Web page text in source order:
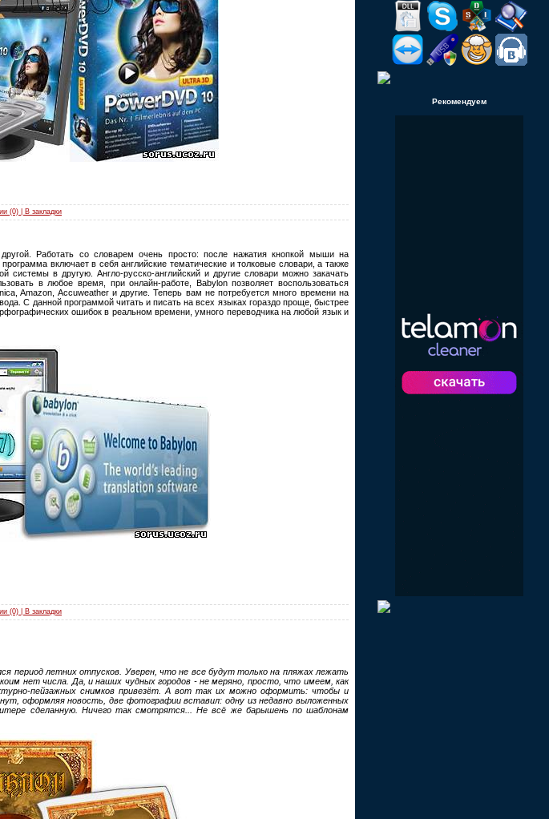
(0) | В закладки
Работать со словарем очень просто: после нажатия кнопкой мыши на
включает в себя английские тематические и толковые словари, а также
в другую. Англо-русско-английский и другие словари можно закачать
в любое время, при онлайн-работе, Babylon позволяет воспользоваться
Amazon, Accuweather и другие. Теперь вам не потребуется много времени на
С данной программой читать и писать на всех языках гораздо проще, быстрее
ошибок в реальном времени, умного переводчика на любой язык и
(0) | В закладки
период летних отпусков. Уверен, что не все будут только на пляжах лежать
нет числа. Да, и наших чудных городов - не меряно, просто, что имеем, как
пейзажных снимков привезёт. А вот так их можно оформить: чтобы и
оформляя новость, две фотографии вставил: одну из недавно выложенных
сделанную. Ничего так смотрятся... Не всё же барышень по шаблонам
Рекомендуем